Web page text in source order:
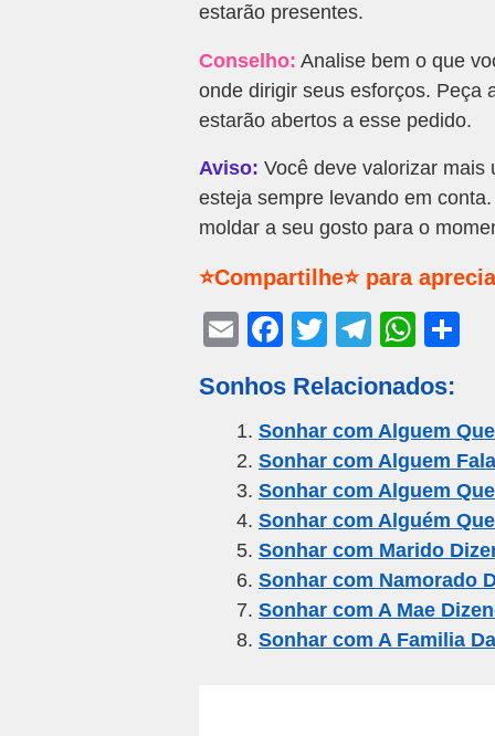
estarão presentes.
Conselho: Analise bem o que
onde dirigir seus esforços. Peça
estarão abertos a esse pedido.
Aviso: Você deve valorizar mais
esteja sempre levando em
moldar a seu gosto para o
⭐Compartilhe⭐ para
E
ail
F
c
e
b
o
o
k
T
tt
er
T
e
gr
a
m
W
at
s
A
p
p
e
Sonhos Relacionados:
Sonhar com Alguem
Sonhar com Alguem
Sonhar com Alguem
Sonhar com Alguém
Sonhar com Marido
Sonhar com Namorado
Sonhar com A Mae
Sonhar com A Familia